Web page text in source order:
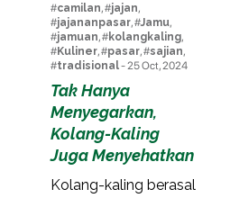
#camilan, #jajan,
#jajananpasar, #Jamu,
#jamuan, #kolangkaling,
#Kuliner, #pasar, #sajian,
#tradisional- 25 Oct, 2024
Tak Hanya
Menyegarkan,
Kolang-Kaling
Juga Menyehatkan
Kolang-kaling berasal